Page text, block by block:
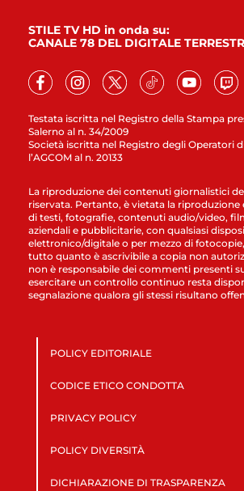
Testata iscritta nel Registro della Stampa
Salerno al n. 34/2009
Società iscritta nel Registro degli Operatori
l’AGCOM al n. 20133
STILE TV HD in onda su:
CANALE 78 DEL DIGITALE
La riproduzione dei contenuti giornalistici
riservata. Pertanto, è vietata la riproduzione
di testi, fotografie, contenuti audio/video,
aziendali e pubblicitarie, con qualsiasi
elettronico/digitale o per mezzo di
tutto quanto è ascrivibile a copia non
non è responsabile dei commenti presenti
esercitare un controllo continuo resta
segnalazione qualora gli stessi risultano
POLICY EDITORIALE
CODICE ETICO CONDOTTA
PRIVACY POLICY
POLICY DIVERSITÀ
DICHIARAZIONE DI TRASPARENZA